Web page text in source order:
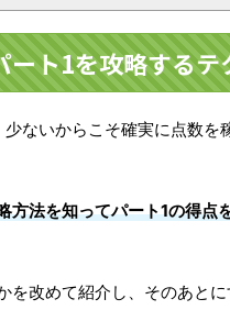
ート1を攻略するテ
ないからこそ確実に点数を
方法を知ってパート1の得点
を改めて紹介し、そのあと